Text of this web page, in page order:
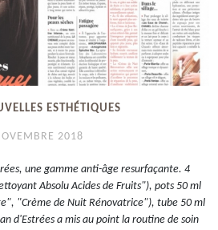
ESTHÉTIQUES
2018
une gamme anti-âge resurfaçante. 4
Absolu Acides de Fruits"), pots 50 ml
"Crème de Nuit Rénovatrice"), tube 50 ml
d'Estrées a mis au point la routine de soin